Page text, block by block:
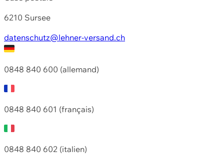
6210 Sursee
datenschutz@lehner-versand.ch
0848 840 600 (allemand)
0848 840 601 (français)
0848 840 602 (italien)